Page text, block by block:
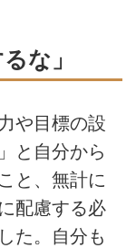
な」
や目標の設
と自分から
と、無計に
配慮する必
た。自分も